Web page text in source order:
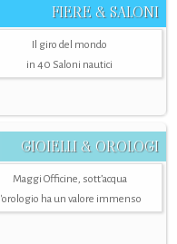
FIERE & SALONI
Il giro del mondo
in 40 Saloni nautici
GIOIELLI & OROLOGI
Maggi Officine, sott’acqua
l'orologio ha un valore immenso